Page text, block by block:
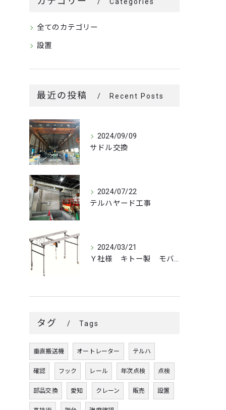
全てのカテゴリー
設置
最近の投稿 Recent Posts
2024/09/09
サドル交換
2024/07/22
テルハヤード工事
2024/03/21
Ｙ社様 キトー製 モバイルライトクレーン組立
タグ Tags
垂直搬送機 オートレーター テルハ
確認 フック レール 年次点検 点検
部品交換 愛知 クレーン 販売 設置